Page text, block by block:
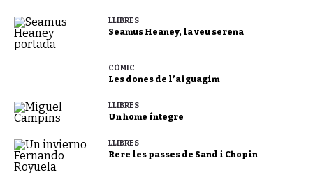
LLIBRES
Seamus Heaney, la veu serena
CÒMIC
Les dones de l’aiguagim
LLIBRES
Un home íntegre
LLIBRES
Rere les passes de Sand i Chopin